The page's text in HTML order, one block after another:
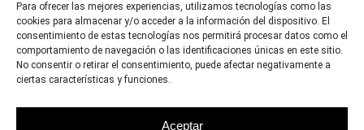
Para ofrecer las mejores experiencias, utilizamos tecnologías como las
cookies para almacenar y/o acceder a la información del dispositivo. El
consentimiento de estas tecnologías nos permitirá procesar datos como el
comportamiento de navegación o las identificaciones únicas en este sitio.
No consentir o retirar el consentimiento, puede afectar negativamente a
ciertas características y funciones.
Aceptar
ELASTIC IMAGE
Mallorca | Madrid
mar.verd@gmail.com